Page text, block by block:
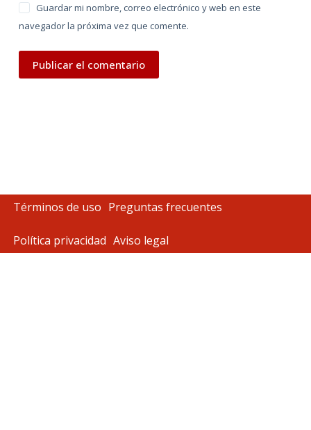
Guardar mi nombre, correo electrónico y web en este
navegador la próxima vez que comente.
Publicar el comentario
Términos de uso Preguntas frecuentes
Política privacidad Aviso legal